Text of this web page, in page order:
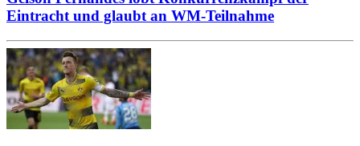
Eintracht und glaubt an WM-Teilnahme